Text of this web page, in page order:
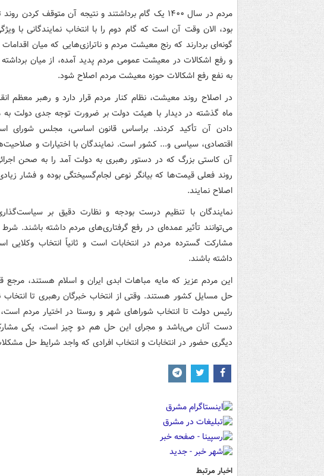
مردم در سال ۱۴۰۰ یک گام برداشتند و نتیجه آن متوقف
بود، الان وقت آن است که گام دوم را با انتخاب نمایندگانی با
گونه‌ای بردارند که رنج معیشت مردم و ناترازی‌هایی که میان
و رفع اشکالات در معیشت عمومی مردم پدید آمده، از میان
به نفع رفع اشکالات حوزه معیشت مردم اصلاح شود.
در اصلاح روند معیشت، نظام کنار مردم قرار دارد و رهبر معظم
ماه گذشته در دیدار با هیئت دولت بر ضرورت توجه جدی دولت به
دادن آن تأکید کردند. براساس قانون اساسی، مجلس شورای
اقتصادی، سیاسی و... کشور است. نمایندگان با اختیارات و
آن کاستی بزرگ که در دستور رهبری به دولت آمد را به صحن
روند فعلی قیمت‌ها که بیانگر نوعی لجام‌گسیختگی بوده و فشار
اصلاح نمایند.
نمایندگان با تنظیم درست بودجه و نظارت دقیق بر
می‌توانند تأثیر عمده‌ای در رفع گرفتاری‌های مردم داشته باشند. شرط
مشارکت گسترده مردم در انتخابات است و ثانیاً انتخاب وکلایی
داشته باشند.
این مردم عزیز که مایه مباهات ابدی ایران و اسلام هستند،
حل مسایل کشور هستند. وقتی از انتخاب خبرگان رهبری تا انتخاب
رئیس دولت تا انتخاب شوراهای شهر و روستا در اختیار مردم
دست آنان می‌باشد و مجرای این حل هم دو چیز است، یکی
دیگری حضور در انتخابات و انتخاب افرادی که واجد شرایط حل
اخبار مرتبط